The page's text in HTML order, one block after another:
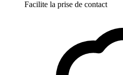
Facilite la prise de contact